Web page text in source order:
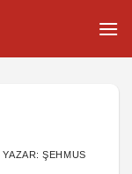
YAZAR:ŞEHMUS